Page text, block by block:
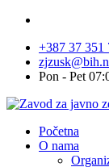
+387 37 351
Pon - Pet
Početna
O nama